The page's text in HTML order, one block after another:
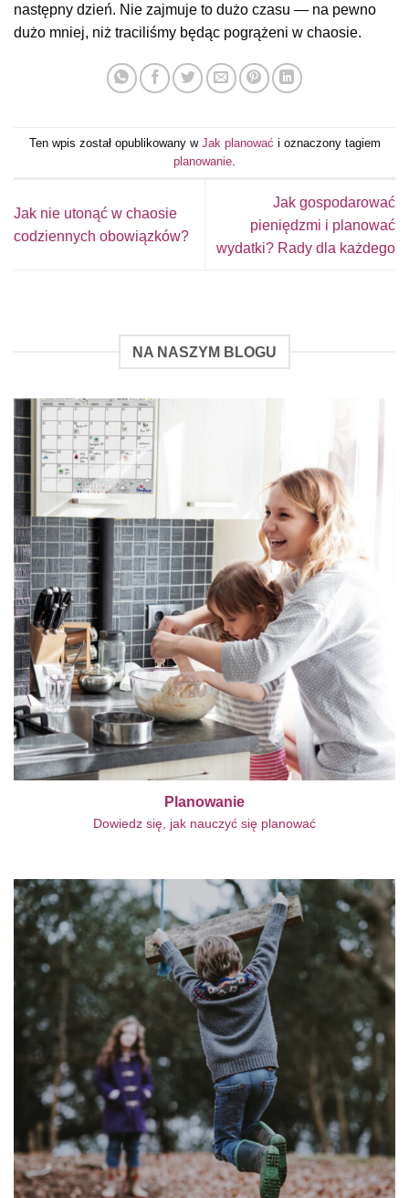
następny dzień. Nie zajmuje to dużo czasu — na pewno
dużo mniej, niż traciliśmy będąc pogrążeni w chaosie.
Ten wpis został opublikowany w Jak planować i oznaczony tagiem
planowanie
Jak nie utonąć w chaosie
codziennych obowiązków?
Jak gospodarować
pieniędzmi i planować
wydatki? Rady dla każdego
NA NASZYM BLOGU
Planowanie
Dowiedz się, jak nauczyć się planować